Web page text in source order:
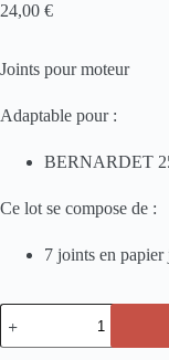
24,00 €
Joints pour moteur
Adaptable pour :
BERNARDET
Ce lot se compose de :
7 joints en
quantité
de
BERNARDET